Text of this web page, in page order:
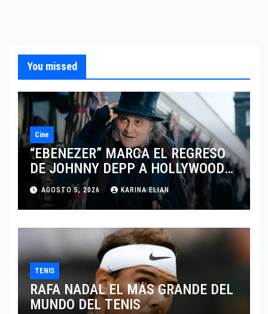
You missed
Cine
“EBENEZER” MARCA EL REGRESO
DE JOHNNY DEPP A HOLLYWOOD
TRAS SU PASO POR EL CINE
INDEPENDIENTE EUROPEO
AGOSTO 5, 2026 KARINA ELIAN
TENIS
RAFA NADAL EL MÁS GRANDE DEL
MUNDO DEL TENIS